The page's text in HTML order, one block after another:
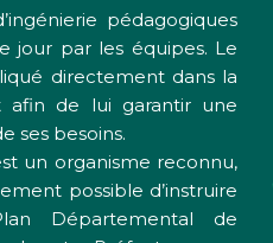
pédagogiques
jour par les équipes. Le
directement dans la
afin de lui garantir une
ses besoins.
un organisme reconnu,
possible d’instruire
Départemental de